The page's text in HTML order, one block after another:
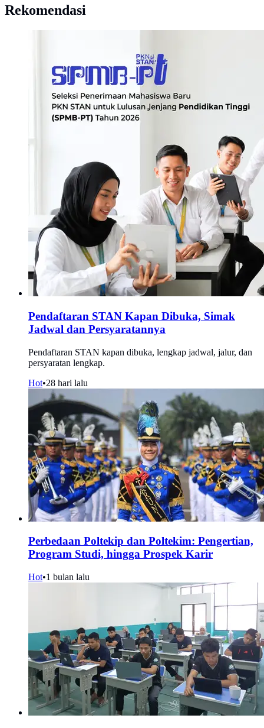
Rekomendasi
Pendaftaran STAN Kapan Dibuka, Simak
Jadwal dan Persyaratannya
Pendaftaran STAN kapan dibuka, lengkap jadwal, jalur, dan
persyaratan lengkap.
Hot•28 hari lalu
Perbedaan Poltekip dan Poltekim: Pengertian,
Program Studi, hingga Prospek Karir
Hot•1 bulan lalu